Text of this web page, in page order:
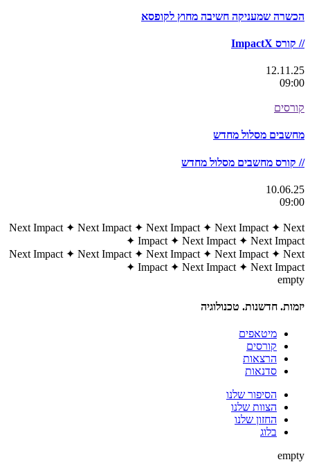
הכשרה שמעניקה חשיבה מחוץ לקופסא
// קורס ImpactX
12.11.25
09:00
קורסים
מחשבים מסלול מחדש
// קורס מחשבים מסלול מחדש
10.06.25
09:00
Next Impact ✦ Next Impact ✦ Next Impact ✦ Next Impact ✦ Next
Impact ✦ Next Impact ✦ Next Impact
✦
Next Impact ✦ Next Impact ✦ Next Impact ✦ Next Impact ✦ Next
Impact ✦ Next Impact ✦ Next Impact
✦
empty
יזמות. חדשנות. טכנולוגיה
מיטאפים
קורסים
הרצאות
סדנאות
הסיפור שלנו
הצוות שלנו
החזון שלנו
בלוג
empty